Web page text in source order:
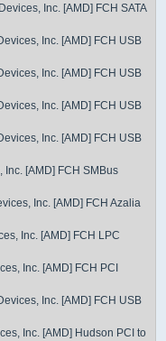
Inc. [AMD] FCH SATA
Inc. [AMD] FCH USB
Inc. [AMD] FCH USB
Inc. [AMD] FCH USB
Inc. [AMD] FCH USB
[AMD] FCH SMBus
Inc. [AMD] FCH Azalia
Inc. [AMD] FCH LPC
Inc. [AMD] FCH PCI
Inc. [AMD] FCH USB
Inc. [AMD] Hudson PCI to